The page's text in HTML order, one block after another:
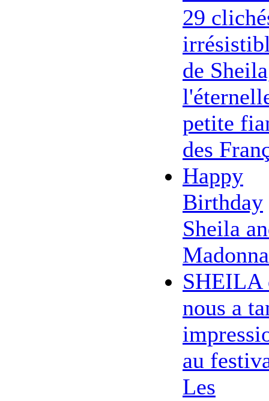
29
de
petite
des
Happy
Birthday
Sheila
Madonna
SHEILA
nous a
au
Les